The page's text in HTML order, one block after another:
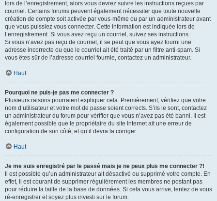
lors de l’enregistrement, alors vous devrez suivre les instructions reçues par
courriel. Certains forums peuvent également nécessiter que toute nouvelle
création de compte soit activée par vous-même ou par un administrateur avant
que vous puissiez vous connecter. Cette information est indiquée lors de
l’enregistrement. Si vous avez reçu un courriel, suivez ses instructions.
Si vous n’avez pas reçu de courriel, il se peut que vous ayez fourni une
adresse incorrecte ou que le courriel ait été traité par un filtre anti-spam. Si
vous êtes sûr de l’adresse courriel fournie, contactez un administrateur.
Haut
Pourquoi ne puis-je pas me connecter ?
Plusieurs raisons pourraient expliquer cela. Premièrement, vérifiez que votre
nom d’utilisateur et votre mot de passe soient corrects. S’ils le sont, contactez
un administrateur du forum pour vérifier que vous n’avez pas été banni. Il est
également possible que le propriétaire du site Internet ait une erreur de
configuration de son côté, et qu’il devra la corriger.
Haut
Je me suis enregistré par le passé mais je ne peux plus me connecter ?!
Il est possible qu’un administrateur ait désactivé ou supprimé votre compte. En
effet, il est courant de supprimer régulièrement les membres ne postant pas
pour réduire la taille de la base de données. Si cela vous arrive, tentez de vous
ré-enregistrer et soyez plus investi sur le forum.